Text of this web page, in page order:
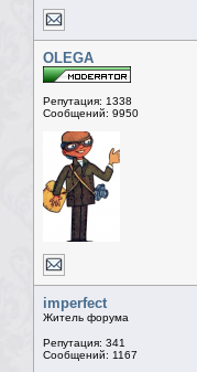
OLEGA
Репутация: 1338
Сообщений: 9950
imperfect
Житель форума
Репутация: 341
Сообщений: 1167